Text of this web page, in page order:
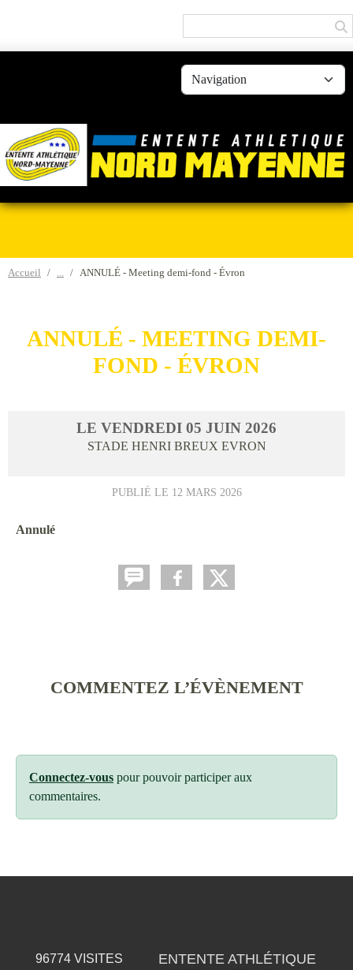
Accueil ANNULÉ - Meeting demi-fond - Évron
ANNULÉ - MEETING DEMI-
FOND - ÉVRON
LE VENDREDI 05 JUIN 2026
STADE HENRI BREUX EVRON
PUBLIÉ LE 12 MARS 2026
Annulé
COMMENTEZ L’ÉVÈNEMENT
Connectez-vous pour pouvoir participer aux
commentaires.
96774VISITES
ENTENTE ATHLÉTIQUE